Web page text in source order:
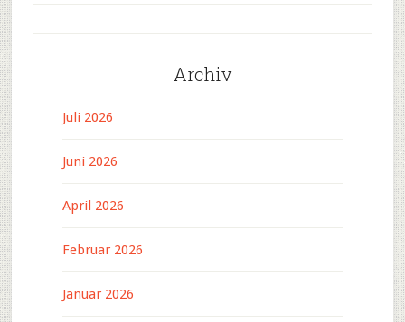
Archiv
Juli 2026
Juni 2026
April 2026
Februar 2026
Januar 2026